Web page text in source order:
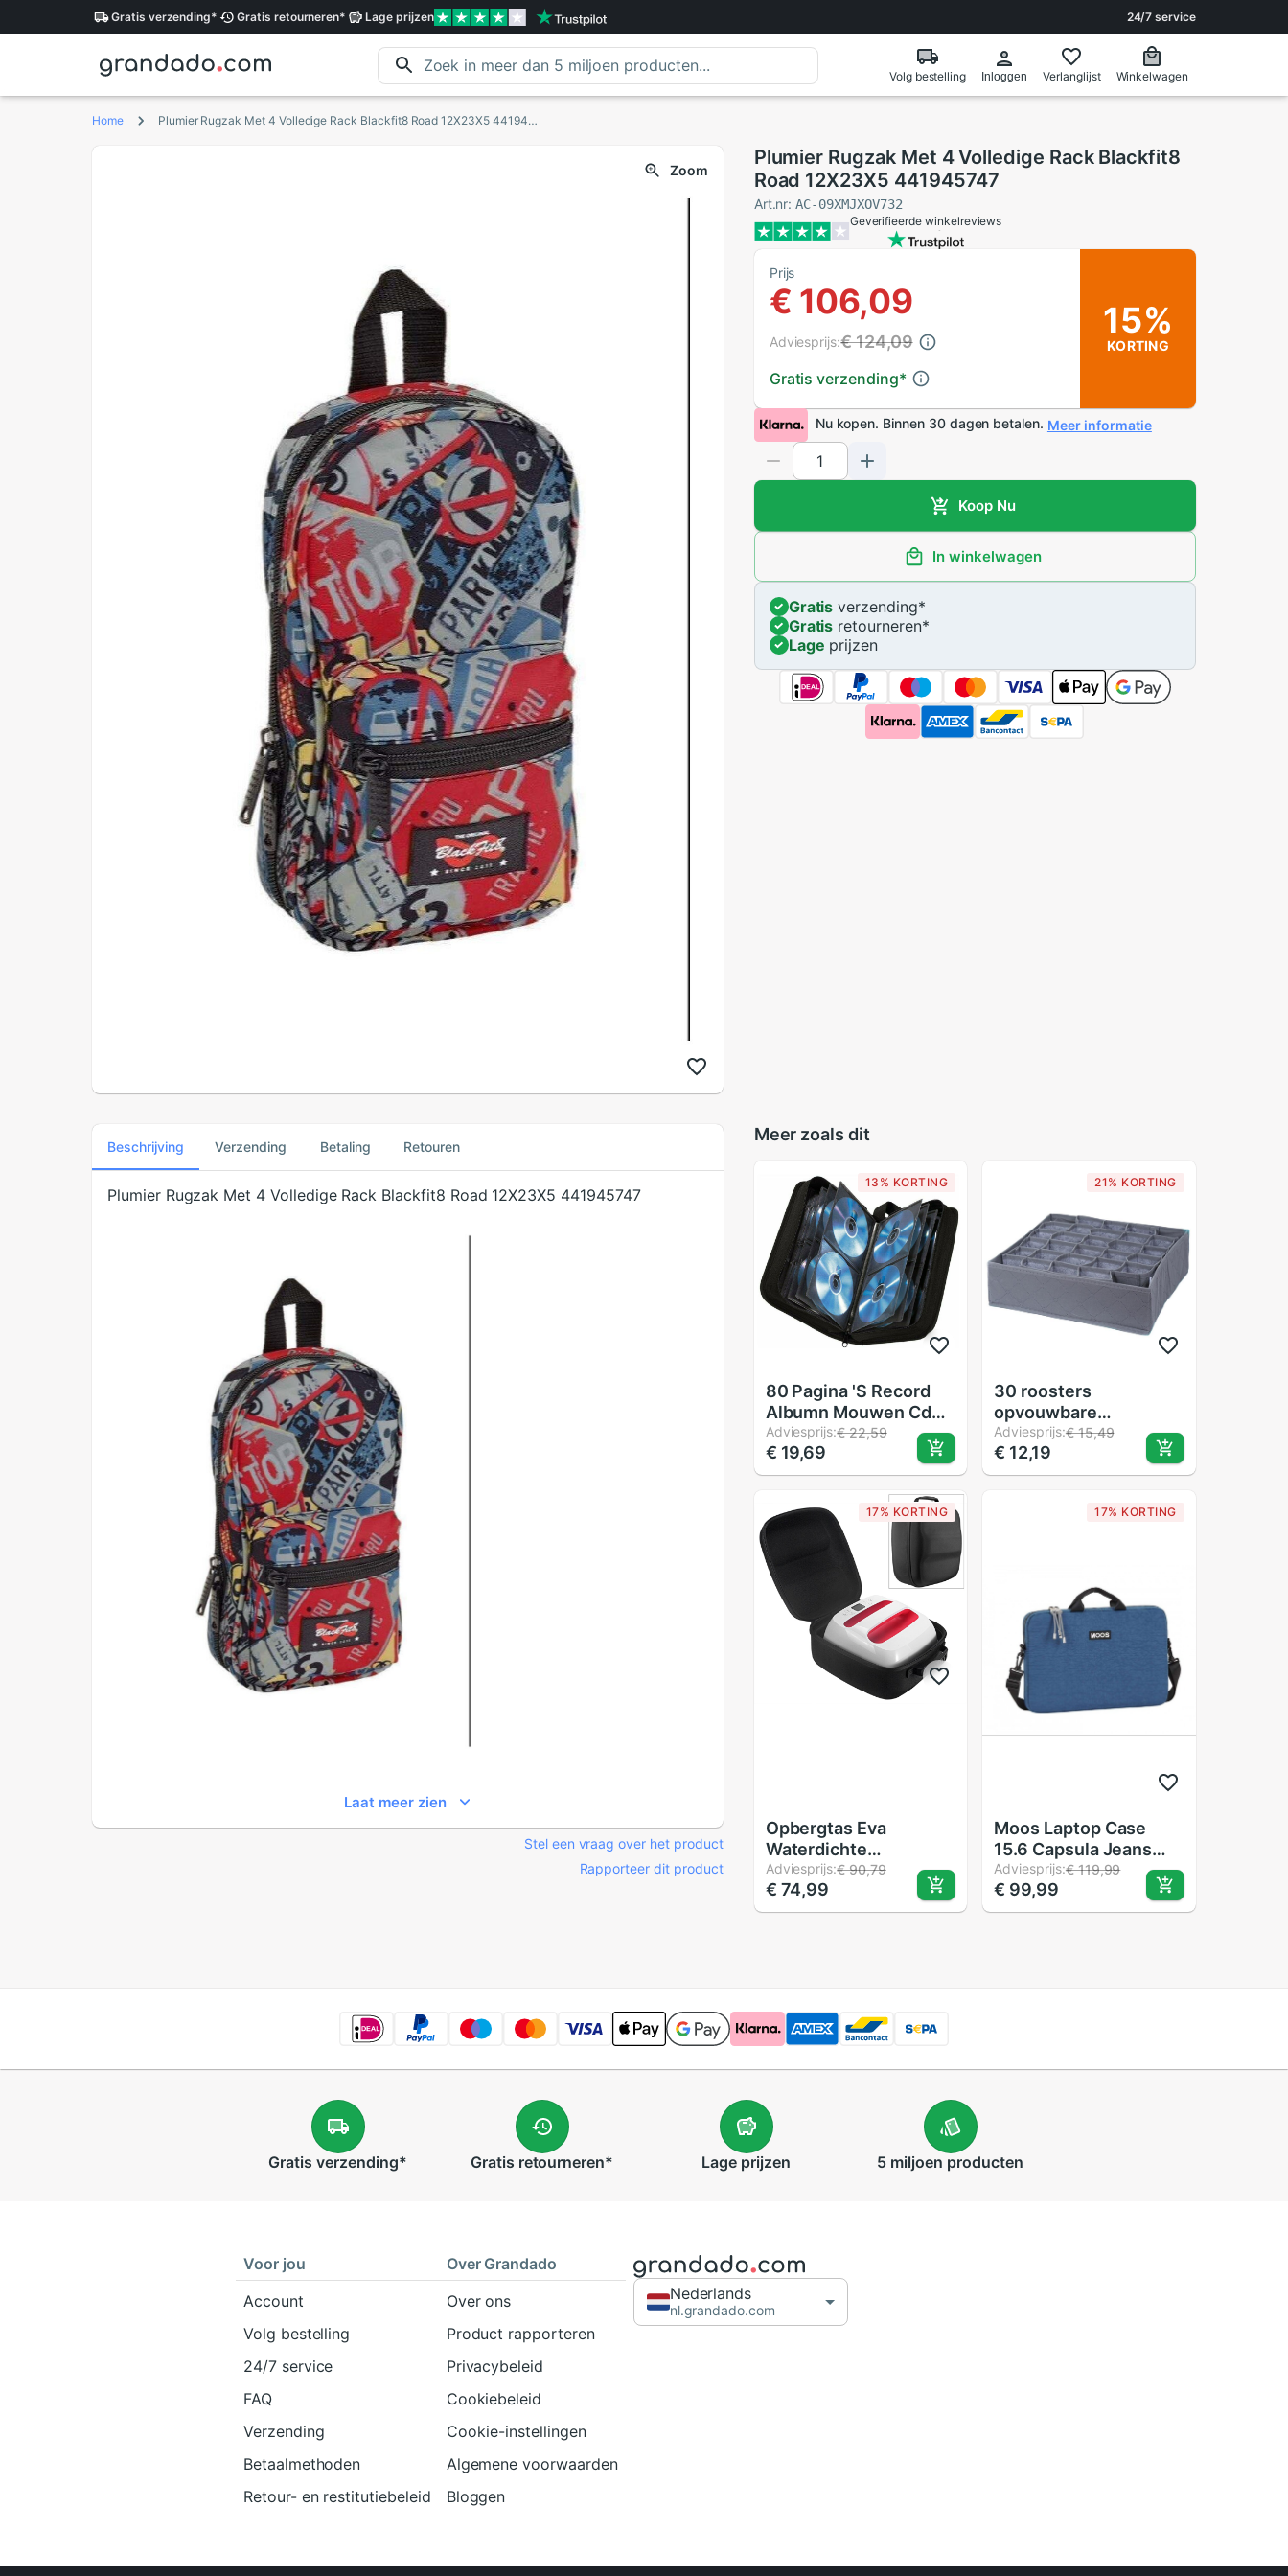
Gratis verzending* Gratis retourneren* Lageprijzen 24/7 service
Volg bestelling Inloggen Verlanglijst Winkelwagen
Home Plumier Rugzak Met 4 Volledige Rack Blackfit8 Road 12X23X5 441945747
Zoom
Plumier Rugzak Met 4 Volledige Rack Blackfit8
Road 12X23X5 441945747
Art.nr:AC-09XMJXOV732
Geverifieerde winkelreviews
Prijs
€ 106,09
Gratis verzending*
Adviesprijs:€ 124,09
15%
KORTING
Nu kopen. Binnen 30 dagen betalen. Meer informatie
Koop Nu
In winkelwagen
Gratis verzending*
Gratis retourneren*
Lage prijzen
Beschrijving Verzending Betaling Retouren
Plumier Rugzak Met 4 Volledige Rack Blackfit8 Road 12X23X5 441945747
Laat meer zien
Stel een vraag over het product
Rapporteer dit product
Meer zoals dit
13% KORTING
80 Pagina 'S Record
Albumn Mouwen Cd
Dvd Blu Ray Disc Carry
Case Houder
Opbergtas
Adviesprijs:€ 22,59
€ 19,69
21% KORTING
30 roosters
opvouwbare
afneembare
ondergoed sokken
opbergdoos lade
Adviesprijs:€ 15,49
€ 12,19
17% KORTING
Opbergtas Eva
Waterdichte
Shockproof Carrying
Hard Case Voor Cricut
Easypress 2 (9X9
Adviesprijs:€ 90,79
€ 74,99
17% KORTING
Moos Laptop Case
15.6 Capsula Jeans
40X27X4 612068461
Adviesprijs:€ 119,99
€ 99,99
Gratis verzending* Gratis retourneren* Lage prijzen 5 miljoen producten
Voor jou
Account
Volg bestelling
24/7 service
FAQ
Verzending
Betaalmethoden
Retour- en restitutiebeleid
Over Grandado
Over ons
Product rapporteren
Privacybeleid
Cookiebeleid
Cookie-instellingen
Algemene voorwaarden
Bloggen
Nederlands
nl.grandado.com